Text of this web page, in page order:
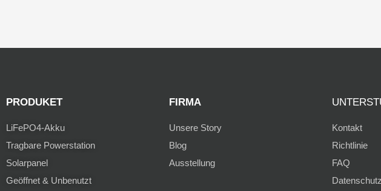
PRODUKET
LiFePO4-Akku
Tragbare Powerstation
Solarpanel
Geöffnet & Unbenutzt
FIRMA
Unsere Story
Blog
Ausstellung
Kontakt
Richtlinie
FAQ